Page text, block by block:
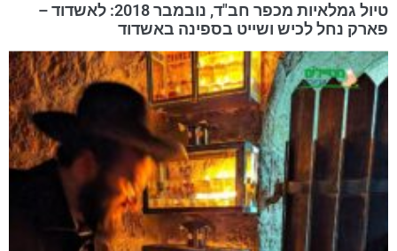
טיול גמלאיות מכפר חב"ד, נובמבר 2018: לאשדוד –
פארק נחל לכיש ושייט בספינה באשדוד